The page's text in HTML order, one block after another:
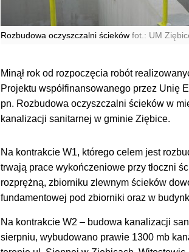
Rozbudowa oczyszczalni ścieków fot.: UM
Minął rok od rozpoczęcia robót
Projektu współfinansowanego przez Unię
pn. Rozbudowa oczyszczalni ścieków w
kanalizacji sanitarnej w gminie Ziębice.
Na kontrakcie W1, którego celem jest
trwają prace wykończeniowe przy tłoczni
rozprężną, zbiorniku zlewnym ścieków
fundamentowej pod zbiorniki oraz w
Na kontrakcie W2 – budowa kanalizacji
sierpniu, wybudowano prawie 1300 mb